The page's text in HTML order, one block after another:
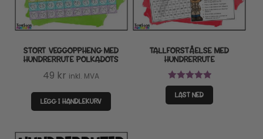
STORT VEGGOPPHENG MED
HUNDRERRUTE POLKADOTS
49 kr inkl. MVA
LEGG I HANDLEKURV
TALLFORSTÅELSE MED
HUNDRERRUTE
Vurdert5.00
av 5
LAST NED